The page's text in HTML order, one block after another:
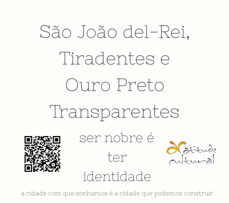
São João del-Rei,
Tiradentes e
Ouro Preto
Transparentes
ser nobre é
ter
identidade
a cidade com que sonhamos é a cidade que podemos construir